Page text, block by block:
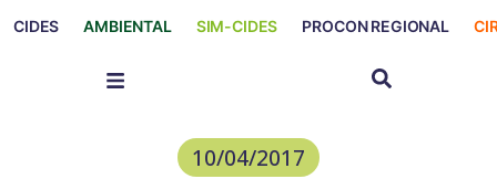
CIDES AMBIENTAL SIM-CIDES PROCON REGIONAL
10/04/2017